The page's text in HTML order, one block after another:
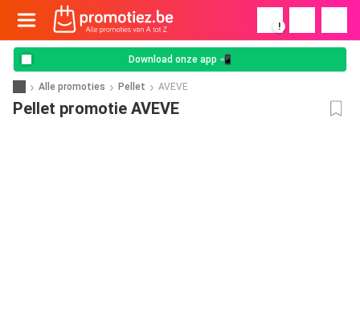
!
Download onze app 📲
Alle promoties Pellet AVEVE
Pellet promotie AVEVE